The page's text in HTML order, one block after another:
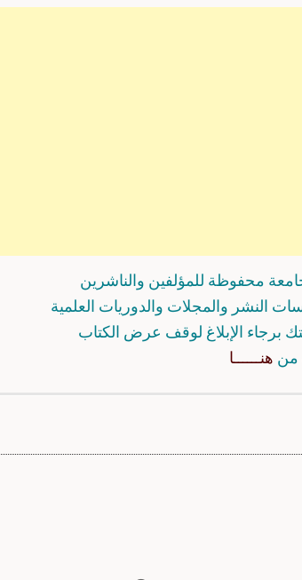
محفوظة للمؤلفين والناشرين
النشر والمجلات والدوريات العلمية
برجاء الإبلاغ لوقف عرض الكتاب
من هنــــــا